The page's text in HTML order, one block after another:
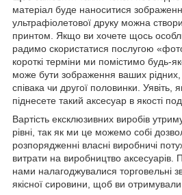
матеріал буде наноситися
ультрафіолетової друку можна
принтом. Якщо ви хочете щось
радимо скористатися послугою
короткі терміни ми помістимо будь-
може бути зображення ваших рідних,
співака чи другої половинки.
піднесете такий аксесуар в якості
Вартість ексклюзивних виробів
рівні, так як ми це можемо собі
розпорядженні власні виробничі
витрати на виробництво аксесуарів.
нами налагоджувалися торговельні
якісної сировини, щоб ви